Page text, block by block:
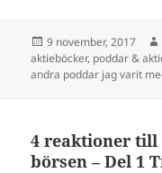
Postat
9 november, 2017
aktieböcker, poddar &
andra poddar jag varit
4 reaktioner till
börsen – Del 1